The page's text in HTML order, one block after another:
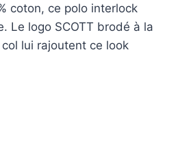
coton, ce polo interlock
Le logo SCOTT brodé à la
lui rajoutent ce look